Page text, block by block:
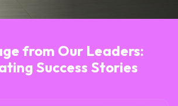
from Our Leaders:
Success Stories